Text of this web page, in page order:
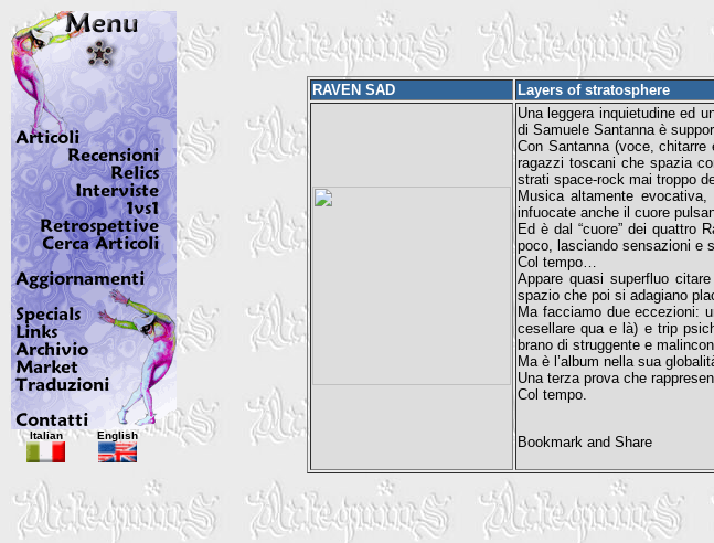
RAVEN SAD Layers of stratosphere
Una leggera inquietudine ed
di Samuele Santanna è
Con Santanna (voce,
ragazzi toscani che spazia
strati space-rock mai troppo
Musica altamente
infuocate anche il cuore
Ed è dal “cuore” dei quattro
poco, lasciando sensazioni e
Col tempo…
Appare quasi superfluo
spazio che poi si adagiano
Ma facciamo due eccezioni:
cesellare qua e là) e trip
brano di struggente e
Ma è l’album nella sua
Una terza prova che
Col tempo.
Italian English